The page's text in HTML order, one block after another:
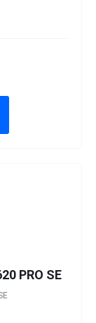
PRO SE